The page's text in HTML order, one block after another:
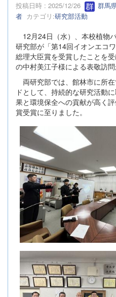
投稿日時 : 2025/12/26
群馬
者 カテゴリ:研究部活動
12月24日（水）、本校植物
研究部が「第14回イオンエコ
総理大臣賞を受賞したことを
の中村美江子様による表敬訪問
両研究部では、館林市に所
ドとして、持続的な研究活動
果と環境保全への貢献が高く
賞受賞に至りました。